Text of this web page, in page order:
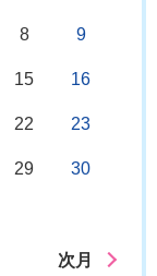
8 9
15 16
22 23
29 30
次月